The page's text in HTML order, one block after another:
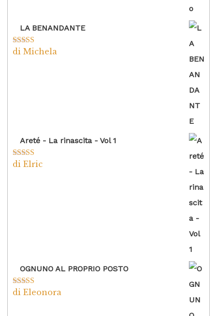
LA BENANDANTE
Valutato5su
di Michela
Areté - La rinascita - Vol 1
Valutato5
di Elric
OGNUNO AL PROPRIO POSTO
Valutato5su
di Eleonora